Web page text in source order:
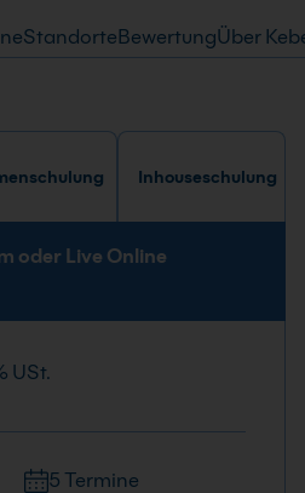
StandorteBewertungÜber
Inhouseschulung
oder Live Online
USt.
5 Termine